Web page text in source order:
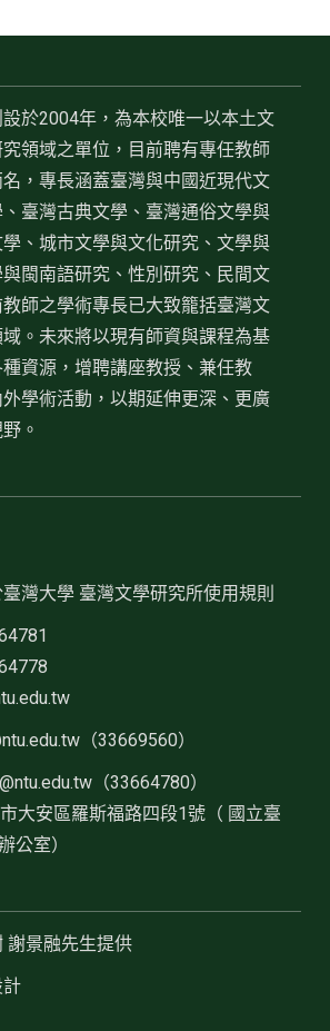
於2004年，為本校唯一以本土文
領域之單位，目前聘有專任教師
，專長涵蓋臺灣與中國近現代文
臺灣古典文學、臺灣通俗文學與
、城市文學與文化研究、文學與
閩南語研究、性別研究、民間文
師之學術專長已大致籠括臺灣文
。未來將以現有師資與課程為基
資源，增聘講座教授、兼任教
學術活動，以期延伸更深、更廣
。
灣大學 臺灣文學研究所使用規則
（33669560）
（33664780）
大安區羅斯福路四段1號（ 國立臺
公室）
謝景融先生提供